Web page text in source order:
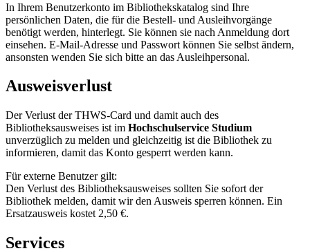
In Ihrem Benutzerkonto im Bibliothekskatalog sind Ihre
persönlichen Daten, die für die Bestell- und Ausleihvorgänge
benötigt werden, hinterlegt. Sie können sie nach Anmeldung dort
einsehen. E-Mail-Adresse und Passwort können Sie selbst ändern,
ansonsten wenden Sie sich bitte an das Ausleihpersonal.
Ausweisverlust
Der Verlust der THWS-Card und damit auch des
Bibliotheksausweises ist im Hochschulservice Studium
unverzüglich zu melden und gleichzeitig ist die Bibliothek zu
informieren, damit das Konto gesperrt werden kann.
Für externe Benutzer gilt:
Den Verlust des Bibliotheksausweises sollten Sie sofort der
Bibliothek melden, damit wir den Ausweis sperren können. Ein
Ersatzausweis kostet 2,50 €.
Services